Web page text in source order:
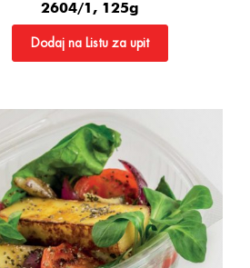
2604/1, 125g
Dodaj na Listu za upit